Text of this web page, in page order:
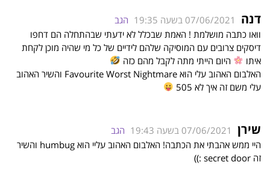
דנה 07/06/2021 בשעה 19:35
הגב
וואו כתבה מושלמת ! האמת שבכלל לא ידעתי שבהתחלה הם דחפו
דיסקים צרובים עם המוסיקה שלהם לידיים של כל מי שהיה מוכן לקחת
איתו
היום הייתי מתה לקבל מהם כזה
האלבום האהוב עלי הוא Favourite Worst Nightmare והשיר האהוב
עלי משם זה איך לא 505
שירן 07/06/2021 בשעה 19:43
הגב
היי ממש אהבתי את הכתבה! האלבום האהוב עליי הוא humbug והשיר
זה secret door :))